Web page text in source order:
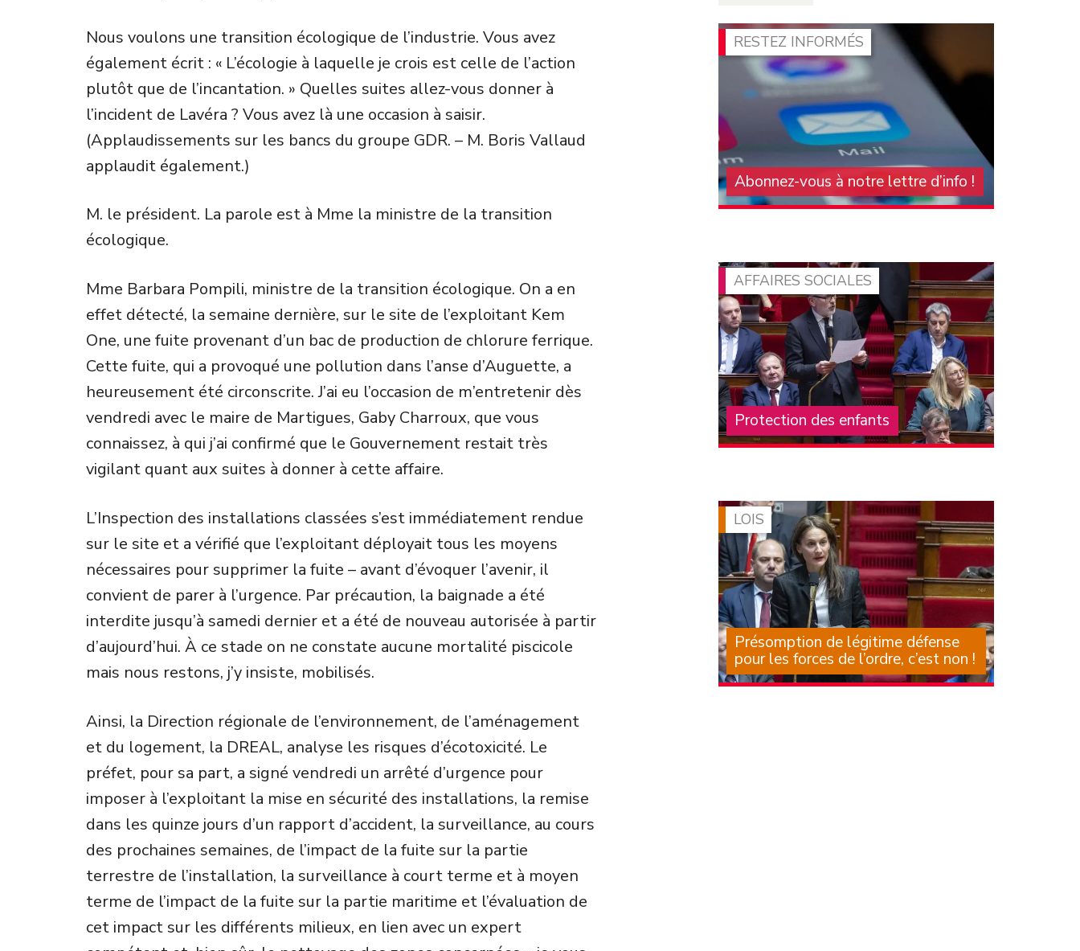
Nous voulons une transition écologique de l’industrie. Vous avez
également écrit : « L’écologie à laquelle je crois est celle de l’action
plutôt que de l’incantation. » Quelles suites allez-vous donner à
l’incident de Lavéra ? Vous avez là une occasion à saisir.
(Applaudissements sur les bancs du groupe GDR. – M. Boris Vallaud
applaudit également.)
M. le président. La parole est à Mme la ministre de la transition
écologique.
Mme Barbara Pompili, ministre de la transition écologique. On a en
effet détecté, la semaine dernière, sur le site de l’exploitant Kem
One, une fuite provenant d’un bac de production de chlorure ferrique.
Cette fuite, qui a provoqué une pollution dans l’anse d’Auguette, a
heureusement été circonscrite. J’ai eu l’occasion de m’entretenir dès
vendredi avec le maire de Martigues, Gaby Charroux, que vous
connaissez, à qui j’ai confirmé que le Gouvernement restait très
vigilant quant aux suites à donner à cette affaire.
L’Inspection des installations classées s’est immédiatement rendue
sur le site et a vérifié que l’exploitant déployait tous les moyens
nécessaires pour supprimer la fuite – avant d’évoquer l’avenir, il
convient de parer à l’urgence. Par précaution, la baignade a été
interdite jusqu’à samedi dernier et a été de nouveau autorisée à partir
d’aujourd’hui. À ce stade on ne constate aucune mortalité piscicole
mais nous restons, j’y insiste, mobilisés.
Ainsi, la Direction régionale de l’environnement, de l’aménagement
et du logement, la DREAL, analyse les risques d’écotoxicité. Le
préfet, pour sa part, a signé vendredi un arrêté d’urgence pour
imposer à l’exploitant la mise en sécurité des installations, la remise
dans les quinze jours d’un rapport d’accident, la surveillance, au cours
des prochaines semaines, de l’impact de la fuite sur la partie
terrestre de l’installation, la surveillance à court terme et à moyen
terme de l’impact de la fuite sur la partie maritime et l’évaluation de
cet impact sur les différents milieux, en lien avec un expert
RESTEZ INFORMÉS
Abonnez-vous à notre lettre d’info !
Pour vous tenir au courant de l'actualité du
connaître et la diffuser !
AFFAIRES SOCIALES
Protection des enfants
La crise structurelle de la protection de
documentée depuis de (…)
LOIS
Présomption de légitime défense
pour les forces de l’ordre, c’est non !
Il est des textes dont on sait, au moment